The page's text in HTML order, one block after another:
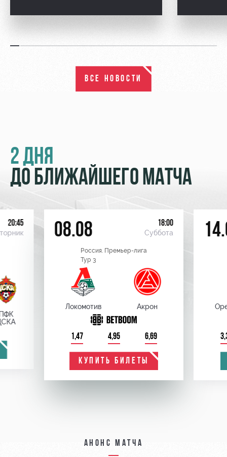
ВСЕ НОВОСТИ
2 ДНЯ
ДО БЛИЖАЙШЕГО МАТЧА
20:45 08.08 18:00
Суббота
Россия. Премьер-лига
Тур 3
Локомотив Акрон
1,47 4,95 6,69
КУПИТЬ БИЛЕТЫ
Анонс матча